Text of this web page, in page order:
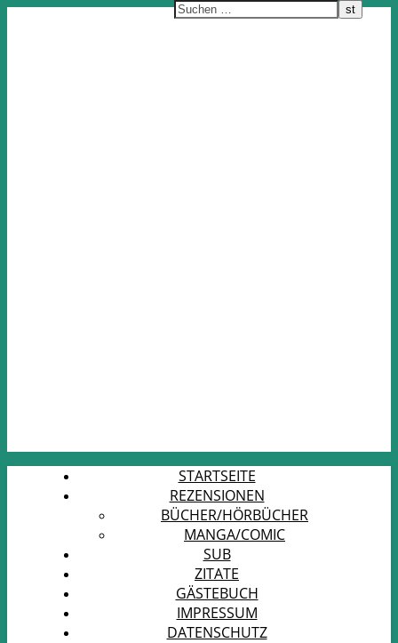
STARTSEITE
REZENSIONEN
BÜCHER/HÖRBÜCHER
MANGA/COMIC
SUB
ZITATE
GÄSTEBUCH
IMPRESSUM
DATENSCHUTZ